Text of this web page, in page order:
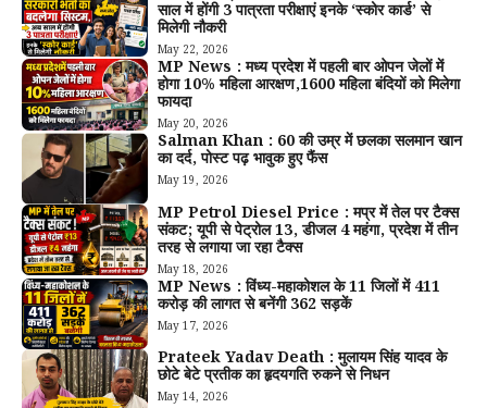
साल में होंगी 3 पात्रता परीक्षाएं इनके ‘स्कोर कार्ड’ से
मिलेगी नौकरी
May 22, 2026
MP News : मध्य प्रदेश में पहली बार ओपन जेलों में
होगा 10% महिला आरक्षण,1600 महिला बंदियों को मिलेगा
फायदा
May 20, 2026
Salman Khan : 60 की उम्र में छलका सलमान खान
का दर्द, पोस्ट पढ़ भावुक हुए फैंस
May 19, 2026
MP Petrol Diesel Price : मप्र में तेल पर टैक्स
संकट; यूपी से पेट्रोल ₹13, डीजल ₹4 महंगा, प्रदेश में तीन
तरह से लगाया जा रहा टैक्स
May 18, 2026
MP News : विंध्य-महाकोशल के 11 जिलों में 411
करोड़ की लागत से बनेंगी 362 सड़कें
May 17, 2026
Prateek Yadav Death : मुलायम सिंह यादव के
छोटे बेटे प्रतीक का हृदयगति रुकने से निधन
May 14, 2026